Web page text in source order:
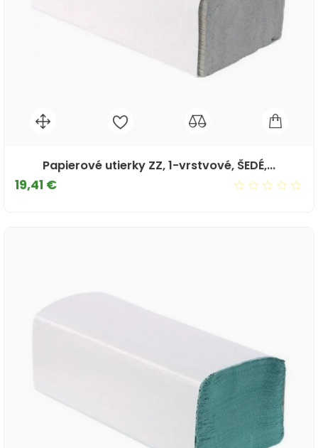
Papierové utierky ZZ, 1-vrstvové, ŠEDÉ,...
19,41 €Cena